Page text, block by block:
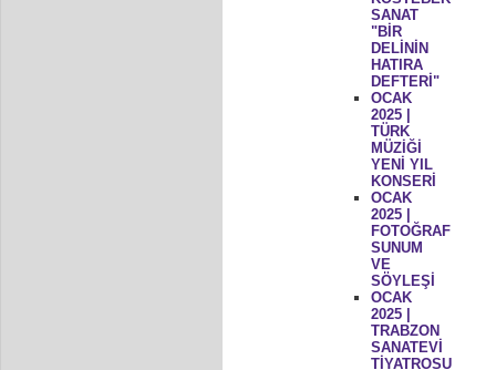
SANAT
"BİR
DELİNİN
HATIRA
DEFTERİ"
OCAK
2025 |
TÜRK
MÜZİĞİ
YENİ YIL
KONSERİ
OCAK
2025 |
FOTOĞRAF
SUNUM
VE
SÖYLEŞİ
OCAK
2025 |
TRABZON
SANATEVİ
TİYATROSU